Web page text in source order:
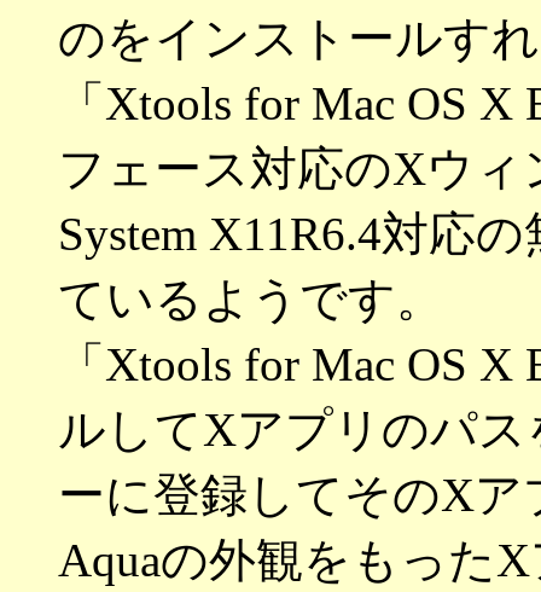
のをインストールす
「Xtools for Mac OS
フェース対応のXウ
System X11R6.4対応
ているようです。
「Xtools for Mac OS
ルしてXアプリのパス
ーに登録してそのX
Aquaの外観をもった